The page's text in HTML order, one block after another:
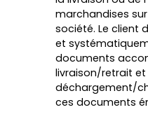
marchandises
société. Le client
et
documents
livraison/retrait
déchargement/
ces documents